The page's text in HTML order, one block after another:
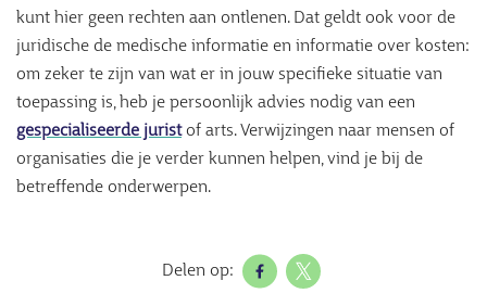
kunt hier geen rechten aan ontlenen. Dat geldt ook voor de
juridische de medische informatie en informatie over kosten:
om zeker te zijn van wat er in jouw specifieke situatie van
toepassing is, heb je persoonlijk advies nodig van een
gespecialiseerde juristof arts. Verwijzingen naar mensen of
organisaties die je verder kunnen helpen, vind je bij de
betreffende onderwerpen.
Delen op: